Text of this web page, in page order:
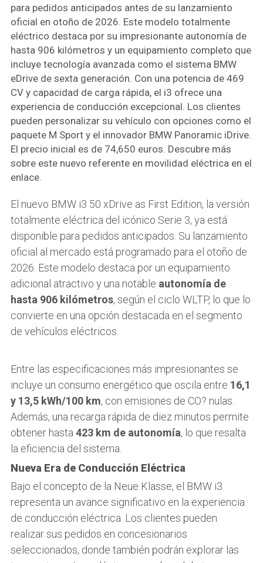
para pedidos anticipados antes de su lanzamiento
oficial en otoño de 2026. Este modelo totalmente
eléctrico destaca por su impresionante autonomía de
hasta 906 kilómetros y un equipamiento completo que
incluye tecnología avanzada como el sistema BMW
eDrive de sexta generación. Con una potencia de 469
CV y capacidad de carga rápida, el i3 ofrece una
experiencia de conducción excepcional. Los clientes
pueden personalizar su vehículo con opciones como el
paquete M Sport y el innovador BMW Panoramic iDrive.
El precio inicial es de 74,650 euros. Descubre más
sobre este nuevo referente en movilidad eléctrica en el
enlace.
El nuevo BMW i3 50 xDrive as First Edition, la versión
totalmente eléctrica del icónico Serie 3, ya está
disponible para pedidos anticipados. Su lanzamiento
oficial al mercado está programado para el otoño de
2026. Este modelo destaca por un equipamiento
adicional atractivo y una notable autonomía de
hasta 906 kilómetros, según el ciclo WLTP, lo que lo
convierte en una opción destacada en el segmento
de vehículos eléctricos.
Entre las especificaciones más impresionantes se
incluye un consumo energético que oscila entre 16,1
y 13,5 kWh/100 km, con emisiones de CO? nulas.
Además, una recarga rápida de diez minutos permite
obtener hasta 423 km de autonomía, lo que resalta
la eficiencia del sistema.
Nueva Era de Conducción Eléctrica
Bajo el concepto de la Neue Klasse, el BMW i3
representa un avance significativo en la experiencia
de conducción eléctrica. Los clientes pueden
realizar sus pedidos en concesionarios
seleccionados, donde también podrán explorar las